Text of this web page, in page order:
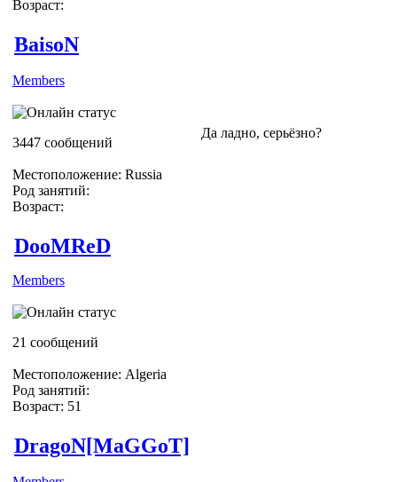
Возраст:
BaisoN
Members
3447 сообщений
Местоположение: Russia
Род занятий:
Возраст:
Да ладно, серьёзно?
DooMReD
Members
21 сообщений
Местоположение: Algeria
Род занятий:
Возраст: 51
DragoN[MaGGoT]